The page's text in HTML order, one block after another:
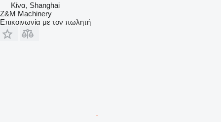
Κίνα, Shanghai
Z&M Machinery
Επικοινωνία με τον πωλητή